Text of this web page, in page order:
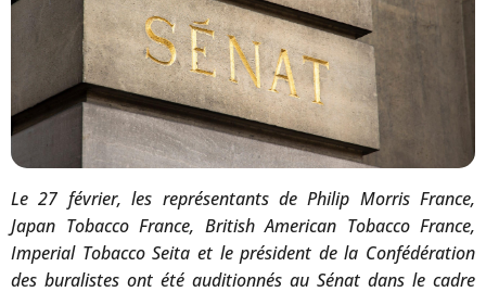
Le 27 février, les représentants de Philip Morris France,
Japan Tobacco France, British American Tobacco France,
Imperial Tobacco Seita et le président de la Confédération
des buralistes ont été auditionnés au Sénat dans le cadre